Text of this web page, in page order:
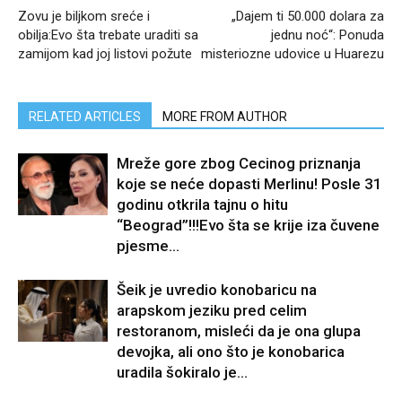
Zovu je biljkom sreće i
obilja:Evo šta trebate uraditi sa
zamijom kad joj listovi požute
„Dajem ti 50.000 dolara za
jednu noć“: Ponuda
misteriozne udovice u Huarezu
RELATED ARTICLES MORE FROM AUTHOR
Mreže gore zbog Cecinog priznanja
koje se neće dopasti Merlinu! Posle 31
godinu otkrila tajnu o hitu
“Beograd”!!!Evo šta se krije iza čuvene
pjesme...
Šeik je uvredio konobaricu na
arapskom jeziku pred celim
restoranom, misleći da je ona glupa
devojka, ali ono što je konobarica
uradila šokiralo je...